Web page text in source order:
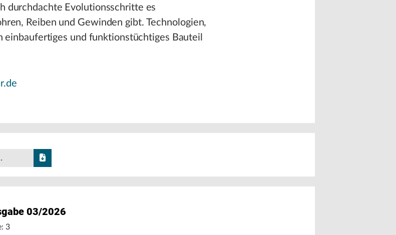
durchdachte Evolutionsschritte es
Reiben und Gewinden gibt. Technologien,
einbaufertiges und funktionstüchtiges Bauteil
03/2026
3